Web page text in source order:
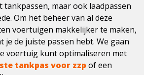
tankpassen, maar ook laadpassen
Om het beheer van al deze
voertuigen makkelijker te maken,
je de juiste passen hebt. We gaan
voertuig kunt optimaliseren met
tankpas voor zzp of een